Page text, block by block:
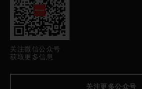
关注微信公众号
获取更多信息
关注更多公众号